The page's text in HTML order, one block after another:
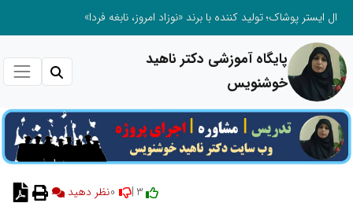
ال ایستر پوشاک؛ تولید کننده با برند «نوزاد امروز، نابغه فردا»
پایگاه آموزشی دکتر ناهید
خوشنویس
3 | نظر دهید